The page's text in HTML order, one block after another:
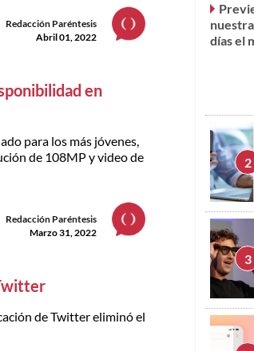
Redacción Paréntesis
Abril 01, 2022
en
para los más jóvenes,
de 108MP y video de
Redacción Paréntesis
Marzo 31, 2022
de Twitter eliminó el
días el